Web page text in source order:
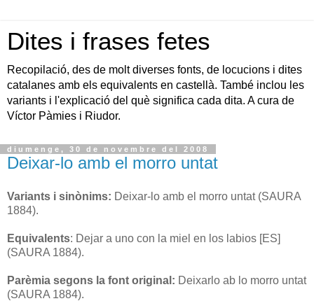
Dites i frases fetes
Recopilació, des de molt diverses fonts, de locucions i dites
catalanes amb els equivalents en castellà. També inclou les
variants i l'explicació del què significa cada dita. A cura de
Víctor Pàmies i Riudor.
diumenge, 30 de novembre del 2008
Deixar-lo amb el morro untat
Variants i sinònims: Deixar-lo amb el morro untat (SAURA
1884).
Equivalents: Dejar a uno con la miel en los labios [ES]
(SAURA 1884).
Parèmia segons la font original: Deixarlo ab lo morro untat
(SAURA 1884).